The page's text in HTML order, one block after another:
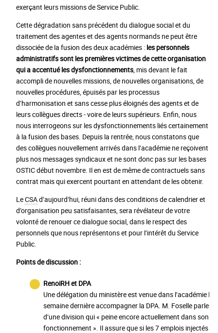
exerçant leurs missions de Service Public.
Cette dégradation sans précédent du dialogue social et du
traitement des agentes et des agents normands ne peut être
dissociée de la fusion des deux académies :les personnels
administratifs sont les premières victimes de cette organisation
qui a accentué les dysfonctionnements, mis devant le fait
accompli de nouvelles missions, de nouvelles organisations, de
nouvelles procédures, épuisés par les processus
d’harmonisation et sans cesse plus éloignés des agents et de
leurs collègues directs - voire de leurs supérieurs. Enfin, nous
nous interrogeons sur les dysfonctionnements liés certainement
à la fusion des bases. Depuis la rentrée, nous constatons que
des collègues nouvellement arrivés dans l’académie ne reçoivent
plus nos messages syndicaux et ne sont donc pas sur les bases
OSTIC début novembre. Il en est de même de contractuels sans
contrat mais qui exercent pourtant en attendant de les obtenir.
LeCSAd’aujourd’hui, réuni dans des conditions de calendrier et
d’organisation peu satisfaisantes, sera révélateur de votre
volonté de renouer ce dialogue social, dans le respect des
personnels que nous représentons et pour l’intérêt du Service
Public.
Points de discussion :
RenoiRH et DPA
Une délégation du ministère est venue dans l’académie la
semaine dernière accompagner la DPA. M. Foselle parle
d’une division qui « peine encore actuellement dans son
fonctionnement ». Il assure que si les 7 emplois injectés à